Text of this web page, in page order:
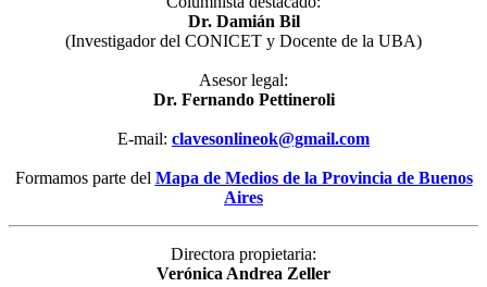
Dr. Damián Bil
(Investigador del CONICET y Docente de la UBA)
Asesor legal:
Dr. Fernando Pettineroli
E-mail: clavesonlineok@gmail.com
Formamos parte del Mapa de Medios de la Provincia de Buenos
Aires
Directora propietaria:
Verónica Andrea Zeller